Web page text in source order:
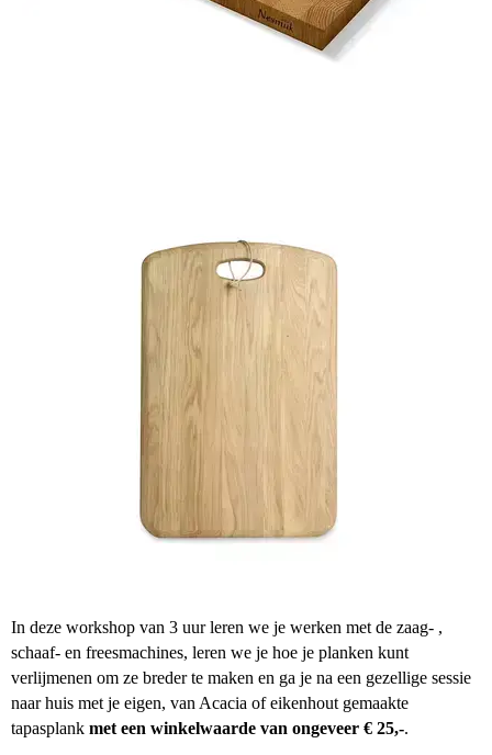
In deze workshop van 3 uur leren we je werken met de zaag- ,
schaaf- en freesmachines, leren we je hoe je planken kunt
verlijmenen om ze breder te maken en ga je na een gezellige sessie
naar huis met je eigen, van Acacia of eikenhout gemaakte
tapasplank met een winkelwaarde van ongeveer € 25,-.